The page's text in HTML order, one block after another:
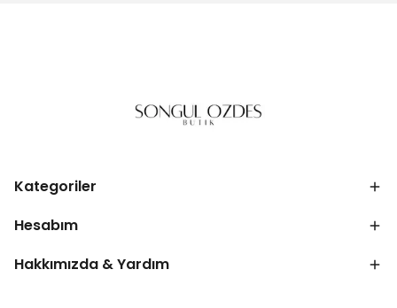
Kategoriler
Hesabım
Hakkımızda & Yardım